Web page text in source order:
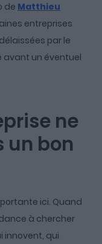
de Matthieu
entreprises
par le
avant un éventuel
ne
un bon
ici. Quand
à chercher
innovent, qui